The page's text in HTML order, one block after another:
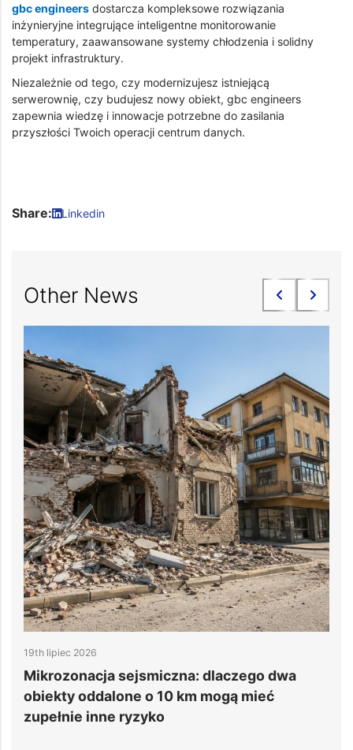
gbc engineers dostarcza kompleksowe rozwiązania
inżynieryjne integrujące inteligentne monitorowanie
temperatury, zaawansowane systemy chłodzenia i solidny
projekt infrastruktury.
Niezależnie od tego, czy modernizujesz istniejącą
serwerownię, czy budujesz nowy obiekt, gbc engineers
zapewnia wiedzę i innowacje potrzebne do zasilania
przyszłości Twoich operacji centrum danych.
Share: Linkedin
Other News
dwa
mieć
6 powodów, dla których
danych przekraczają budżet